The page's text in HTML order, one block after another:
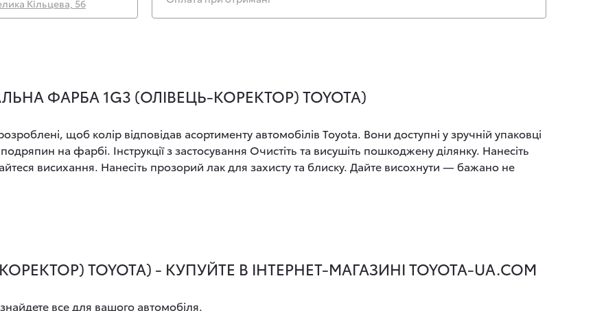
Кільцева, 56
ФАРБА 1G3 (ОЛІВЕЦЬ-КОРЕКТОР) TOYOTA)
щоб колір відповідав асортименту автомобілів Toyota. Вони доступні у зручній упаковці
на фарбі. Інструкції з застосування Очистіть та висушіть пошкоджену ділянку. Нанесіть
висихання. Нанесіть прозорий лак для захисту та блиску. Дайте висохнути — бажано не
TOYOTA) - КУПУЙТЕ В ІНТЕРНЕТ-МАГАЗИНІ TOYOTA-UA.COM
все для вашого автомобіля.